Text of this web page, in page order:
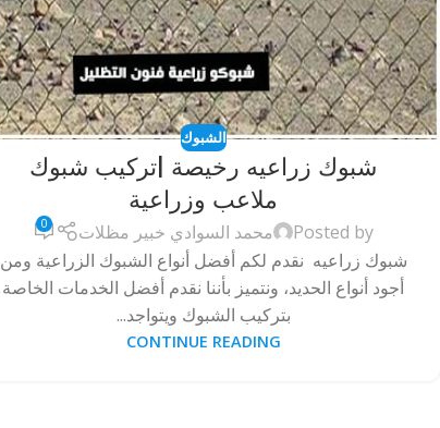
الشبوك
شبوك زراعيه رخيصة |تركيب شبوك
ملاعب وزراعية
Posted by محمد السوادي خبير مظلات 0
شبوك زراعيه نقدم لكم أفضل أنواع الشبوك الزراعية ومن
أجود أنواع الحديد، ونتميز بأننا نقدم أفضل الخدمات الخاصة
بتركيب الشبوك ويتواجد...
CONTINUE READING